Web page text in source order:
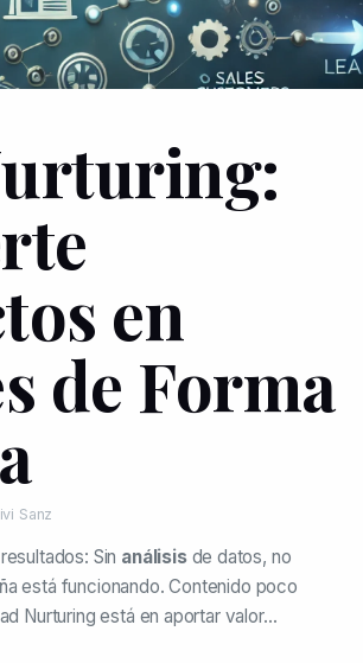
en
de Forma
Sanz
Sin análisisde datos, no
está funcionando. Contenido poco
Nurturing está en aportar valor…